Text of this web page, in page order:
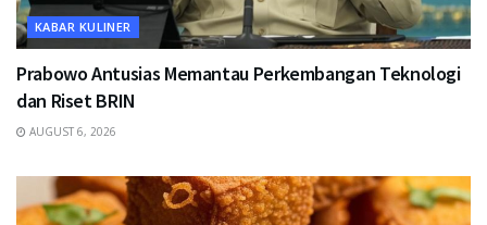
KABAR KULINER
Prabowo Antusias Memantau Perkembangan Teknologi
dan Riset BRIN
AUGUST 6, 2026